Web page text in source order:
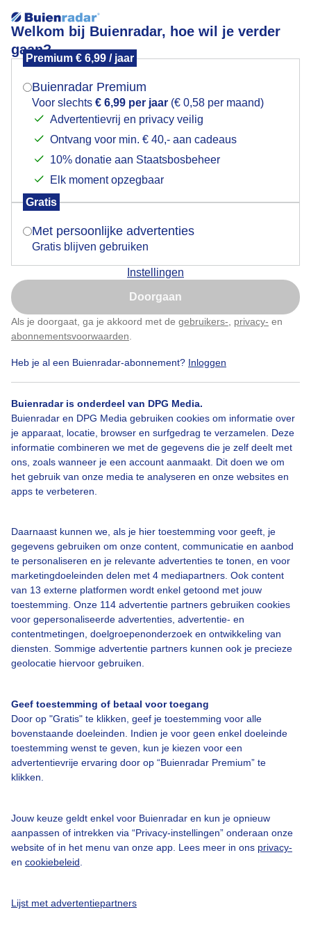
Welkom bij Buienradar, hoe wil je verder
gaan?
Premium € 6,99 / jaar
Buienradar Premium
Voor slechts € 6,99 per jaar (€ 0,58 per maand)
Advertentievrij en privacy veilig
Ontvang voor min. € 40,- aan cadeaus
10% donatie aan Staatsbosbeheer
Elk moment opzegbaar
Gratis
Met persoonlijke advertenties
Gratis blijven gebruiken
Instellingen
Doorgaan
Als je doorgaat, ga je akkoord met de gebruikers- privacy- en
abonnementsvoorwaarden
Heb je al een Buienradar-abonnement? Inloggen
Buienradar is onderdeel van DPG Media.
Buienradar en DPG Media gebruiken cookies om informatie over
je apparaat, locatie, browser en surfgedrag te verzamelen. Deze
informatie combineren we met de gegevens die je zelf deelt met
ons, zoals wanneer je een account aanmaakt. Dit doen we om
het gebruik van onze media te analyseren en onze websites en
apps te verbeteren.
Daarnaast kunnen we, als je hier toestemming voor geeft, je
gegevens gebruiken om onze content, communicatie en aanbod
te personaliseren en je relevante advertenties te tonen, en voor
marketingdoeleinden delen met 4 mediapartners. Ook content
van 13 externe platformen wordt enkel getoond met jouw
toestemming. Onze 114 advertentie partners gebruiken cookies
voor gepersonaliseerde advertenties, advertentie- en
contentmetingen, doelgroepenonderzoek en ontwikkeling van
diensten. Sommige advertentie partners kunnen ook je precieze
geolocatie hiervoor gebruiken.
Geef toestemming of betaal voor toegang
Door op "Gratis" te klikken, geef je toestemming voor alle
bovenstaande doeleinden. Indien je voor geen enkel doeleinde
toestemming wenst te geven, kun je kiezen voor een
advertentievrije ervaring door op “Buienradar Premium” te
klikken.
Jouw keuze geldt enkel voor Buienradar en kun je opnieuw
aanpassen of intrekken via “Privacy-instellingen” onderaan onze
website of in het menu van onze app. Lees meer in ons privacy-
en cookiebeleid
Lijst met advertentiepartners
MARGRIET WOLKENLUCHT LICHTVAL
BUITENGEBIED HOGE HEXEL OVERIJSSEL 16 MEI
Bekijk slideshow
Een moment geduld aub...
Over Buienradar
Veelgestelde vragen
Contact
Toegankelijkheid
Gebruikersvoorwaarden
Buienradar Team
Privacy beleid
Mogen we je locatie gebruiken voor het
Indien je hier nog geen akkoord op hebt gegeven,
verschijnt er zo een pop-up uit je browser waarin
Is goed, toon de popup
Nu niet, misschien later
Klik hierom dit aan te passen